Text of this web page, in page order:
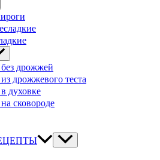
дрожжей
дрожжевого теста
духовке
сковороде